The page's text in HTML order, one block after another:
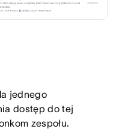
jednego
dostęp do tej
zespołu.